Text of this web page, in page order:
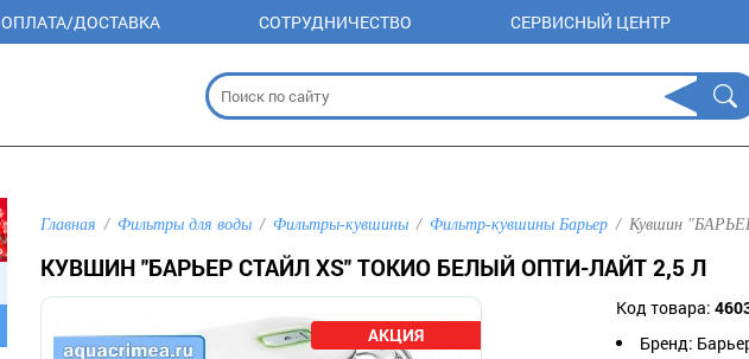
ОПЛАТА/ДОСТАВКА СОТРУДНИЧЕСТВО СЕРВИСНЫЙ ЦЕНТР
Главная Фильтры для воды Фильтры-кувшины Фильтр-кувшины Барьер Кувшин
КУВШИН "БАРЬЕР СТАЙЛ XS" ТОКИО БЕЛЫЙ ОПТИ-ЛАЙТ 2,5 Л
Код товара:
Бренд: